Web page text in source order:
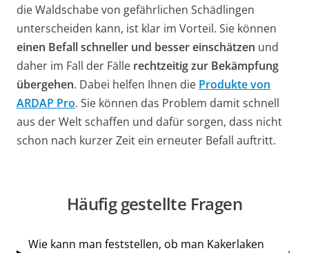
die Waldschabe von gefährlichen Schädlingen
unterscheiden kann, ist klar im Vorteil. Sie können
einen Befall schneller und besser einschätzen und
daher im Fall der Fälle rechtzeitig zur Bekämpfung
übergehen. Dabei helfen Ihnen die Produkte von
ARDAP Pro. Sie können das Problem damit schnell
aus der Welt schaffen und dafür sorgen, dass nicht
schon nach kurzer Zeit ein erneuter Befall auftritt.
Häufig gestellte Fragen
Wie kann man feststellen, ob man Kakerlaken